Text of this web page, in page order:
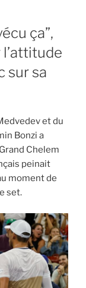
ça”,
sur sa
et du
Bonzi a
Chelem
peinait
moment de
set.